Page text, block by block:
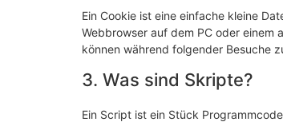
Ein Cookie ist eine einfache kleine
Webbrowser auf dem PC oder einem
können während folgender Besuche
3. Was sind Skripte?
Ein Script ist ein Stück